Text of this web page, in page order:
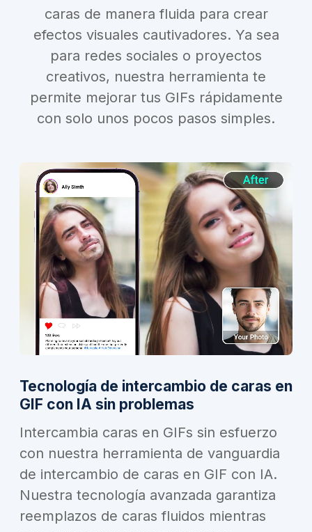
caras de manera fluida para crear
efectos visuales cautivadores. Ya sea
para redes sociales o proyectos
creativos, nuestra herramienta te
permite mejorar tus GIFs rápidamente
con solo unos pocos pasos simples.
Tecnología de intercambio de caras en
GIF con IA sin problemas
Intercambia caras en GIFs sin esfuerzo
con nuestra herramienta de vanguardia
de intercambio de caras en GIF con IA.
Nuestra tecnología avanzada garantiza
reemplazos de caras fluidos mientras